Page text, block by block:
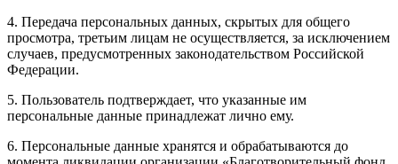
4. Передача персональных данных, скрытых для общего
просмотра, третьим лицам не осуществляется, за исключением
случаев, предусмотренных законодательством Российской
Федерации.
5. Пользователь подтверждает, что указанные им
персональные данные принадлежат лично ему.
6. Персональные данные хранятся и обрабатываются до